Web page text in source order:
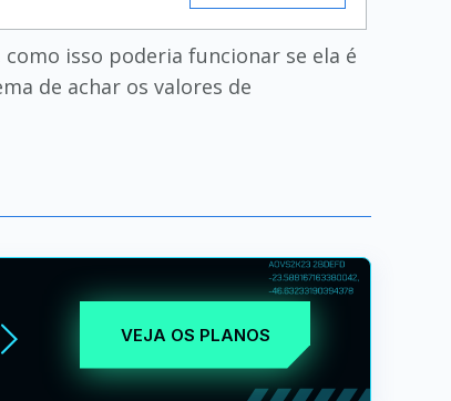
isso poderia funcionar se ela é
de achar os valores de
VEJA OS PLANOS